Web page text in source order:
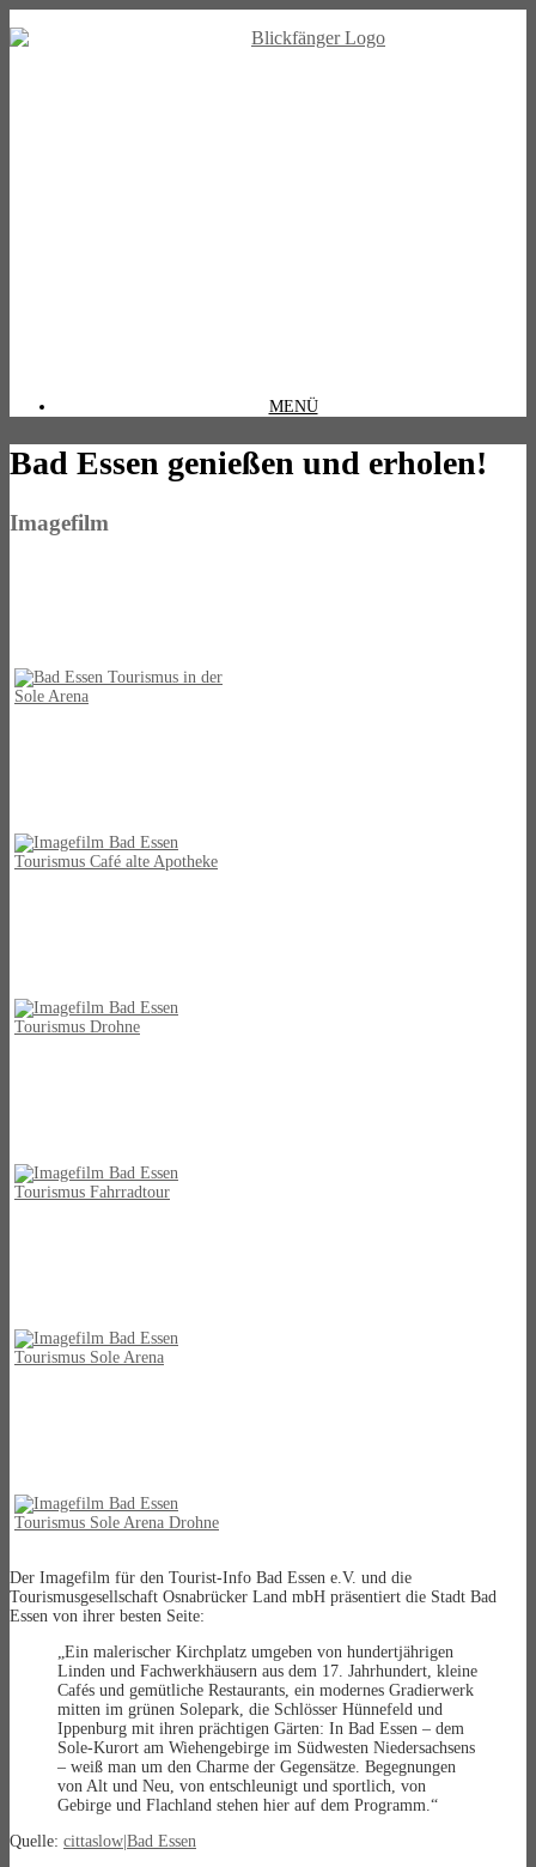
MENÜ
Bad Essen genießen und erholen!
Imagefilm
Der Imagefilm für den Tourist-Info Bad Essen e.V. und die
Tourismusgesellschaft Osnabrücker Land mbH präsentiert die Stadt Bad
Essen von ihrer besten Seite:
„Ein malerischer Kirchplatz umgeben von hundertjährigen
Linden und Fachwerkhäusern aus dem 17. Jahrhundert, kleine
Cafés und gemütliche Restaurants, ein modernes Gradierwerk
mitten im grünen Solepark, die Schlösser Hünnefeld und
Ippenburg mit ihren prächtigen Gärten: In Bad Essen – dem
Sole-Kurort am Wiehengebirge im Südwesten Niedersachsens
– weiß man um den Charme der Gegensätze. Begegnungen
von Alt und Neu, von entschleunigt und sportlich, von
Gebirge und Flachland stehen hier auf dem Programm.“
Quelle: cittaslow|Bad Essen